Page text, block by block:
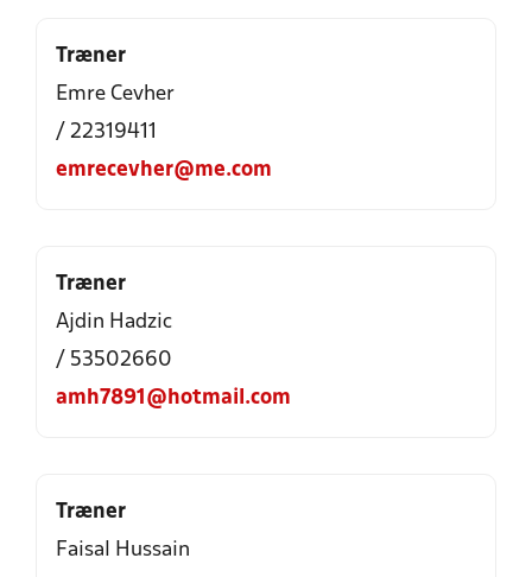
Træner
Emre Cevher
/ 22319411
emrecevher@me.com
Træner
Ajdin Hadzic
/ 53502660
amh7891@hotmail.com
Træner
Faisal Hussain